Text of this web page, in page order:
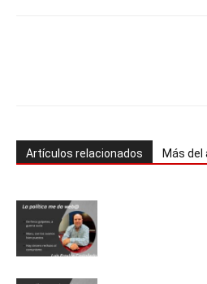
Artículos relacionados Más del